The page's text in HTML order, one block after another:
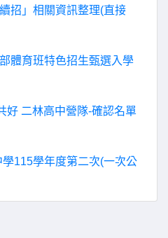
招」相關資訊整理(直接
體育班特色招生甄選入學
好 二林高中營隊-確認名單
115學年度第二次(一次公